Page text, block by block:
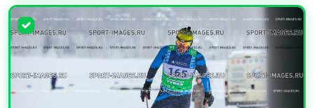
УВЕЛИЧИТЬ